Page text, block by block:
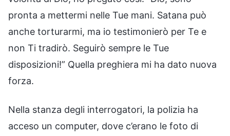
pronta a mettermi nelle Tue mani. Satana può
anche torturarmi, ma io testimonierò per Te e
non Ti tradirò. Seguirò sempre le Tue
disposizioni!” Quella preghiera mi ha dato nuova
forza.
Nella stanza degli interrogatori, la polizia ha
acceso un computer, dove c’erano le foto di